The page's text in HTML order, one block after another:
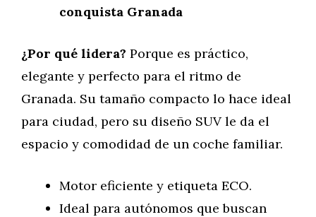
conquista Granada
¿Por qué lidera? Porque es práctico,
elegante y perfecto para el ritmo de
Granada. Su tamaño compacto lo hace ideal
para ciudad, pero su diseño SUV le da el
espacio y comodidad de un coche familiar.
Motor eficiente y etiqueta ECO.
Ideal para autónomos que buscan